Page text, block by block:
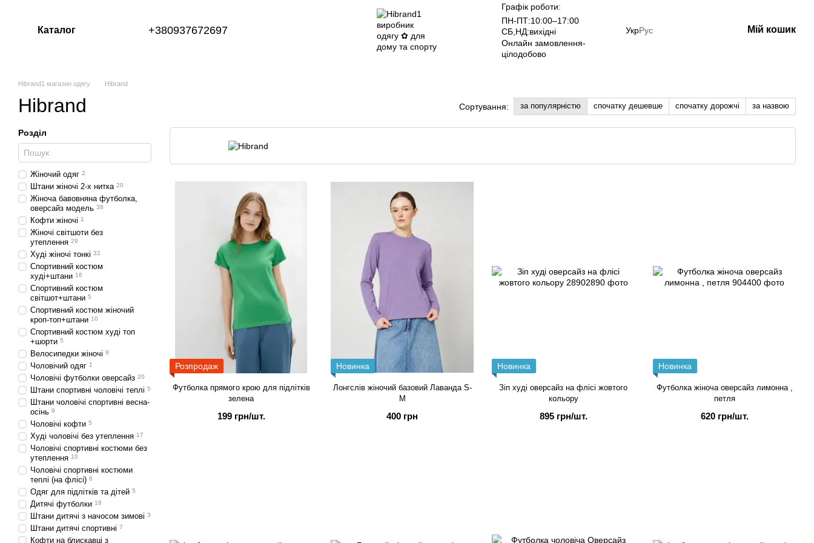
Каталог +380937672697
Графік роботи:
ПН-ПТ:10:00–17:00
СБ,НД:вихідні
Онлайн замовлення-
цілодобово
УкрРус Мій кошик
Hibrand1 магазин одягу Hibrand
Hibrand Сортування: за популярністю спочатку дешевше спочатку дорожчі за назвою
Розпродаж
Футболка прямого крою для підлітків
зелена
199 грн/шт.
Новинка
Лонгслів жіночий базовий Лаванда S-
M
400 грн
Новинка
Зіп худі оверсайз на флісі жовтого
кольору
895 грн/шт.
Новинка
Футболка жіноча оверсайз лимонна ,
петля
620 грн/шт.
Розділ
Жіночий одяг 2
Штани жіночі 2-х нитка 20
Жіноча бавовняна футболка,
оверсайз модель 38
Кофти жіночі 1
Жіночі світшоти без
утеплення 29
Худі жіночі тонкі 32
Спортивний костюм
худі+штани 16
Спортивний костюм
світшот+штани 5
Спортивний костюм жіночий
кроп-топ+штани 10
Спортивний костюм худі топ
+шорти 5
Велосипедки жіночі 9
Чоловічий одяг 1
Чоловічі футболки оверсайз 20
Штани спортивні чоловічі теплі 5
Штани чоловічі спортивні весна-
осінь 9
Чоловічі кофти 5
Худі чоловічі без утеплення 17
Чоловічі спортивні костюми без
утеплення 10
Чоловічі спортивні костюми
теплі (на флісі) 6
Одяг для підлітків та дітей 5
Дитячі футболки 18
Штани дитячі з начосом зимові 3
Штани дитячі спортивні 7
Кофти на блискавці з